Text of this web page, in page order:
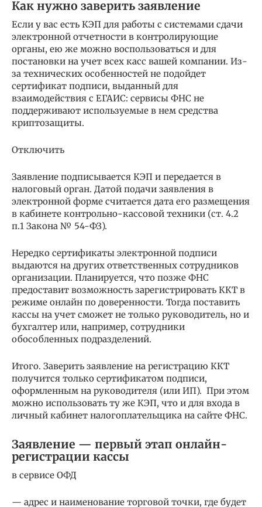
Как нужно заверить заявление
Если у вас есть КЭП для работы с системами сдачи
электронной отчетности в контролирующие
органы, ею же можно воспользоваться и для
постановки на учет всех касс вашей компании. Из-
за технических особенностей не подойдет
сертификат подписи, выданный для
взаимодействия с ЕГАИС: сервисы ФНС не
поддерживают используемые в нем средства
криптозащиты.
Отключить
Заявление подписывается КЭП и передается в
налоговый орган. Датой подачи заявления в
электронной форме считается дата его размещения
в кабинете контрольно-кассовой техники (ст. 4.2
п.1 Закона № 54-ФЗ).
Нередко сертификаты электронной подписи
выдаются на других ответственных сотрудников
организации. Планируется, что позже ФНС
предоставит возможность зарегистрировать ККТ в
режиме онлайн по доверенности. Тогда поставить
кассы на учет сможет не только руководитель, но и
бухгалтер или, например, сотрудники
обособленных подразделений.
Итого. Заверить заявление на регистрацию ККТ
получится только сертификатом подписи,
оформленным на руководителя (или ИП). При этом
можно использовать ту же КЭП, что и для входа в
личный кабинет налогоплательщика на сайте ФНС.
Заявление — первый этап онлайн-
регистрации кассы
в сервисе ОФД
— адрес и наименование торговой точки, где будет